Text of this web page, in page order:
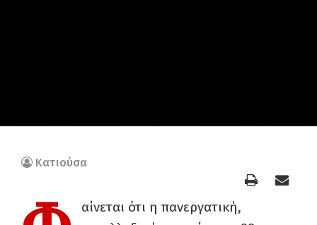
Κατιούσα
αίνεται ότι η πανεργατική,